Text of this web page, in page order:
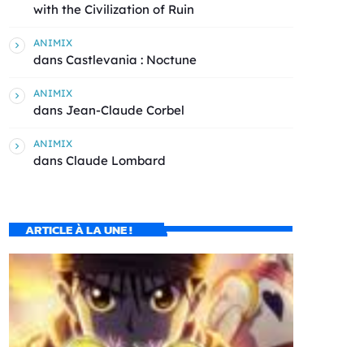
with the Civilization of Ruin
ANIMIX
dans Castlevania : Noctune
ANIMIX
dans Jean-Claude Corbel
ANIMIX
dans Claude Lombard
ARTICLE À LA UNE !